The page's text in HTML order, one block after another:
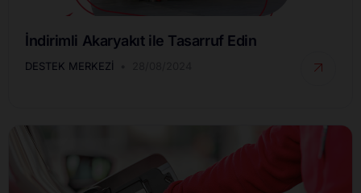
İndirimli Akaryakıt ile Tasarruf Edin
DESTEK MERKEZI